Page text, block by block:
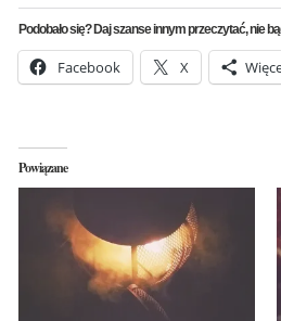
Podobało się? Daj szanse innym przeczytać, nie
Facebook X
Powiązane